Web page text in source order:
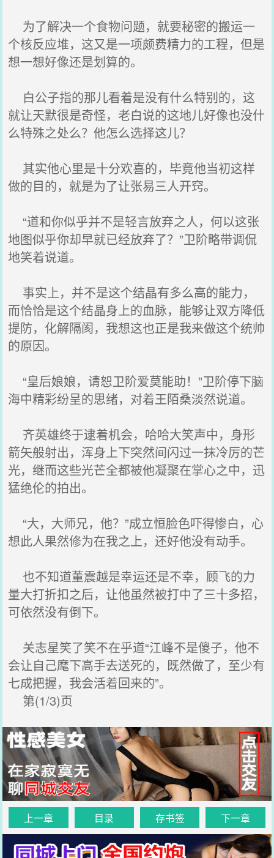
为了解决一个食物问题，就要秘密的搬运一
个核反应堆，这又是一项颇费精力的工程，但是
想一想好像还是划算的。
白公子指的那儿看着是没有什么特别的，这
就让天默很是奇怪，老白说的这地儿好像也没什
么特殊之处么？他怎么选择这儿？
其实他心里是十分欢喜的，毕竟他当初这样
做的目的，就是为了让张易三人开窍。
“道和你似乎并不是轻言放弃之人，何以这张
地图似乎你却早就已经放弃了？”卫阶略带调侃
地笑着说道。
事实上，并不是这个结晶有多么高的能力，
而恰恰是这个结晶身上的血脉，能够让双方降低
提防，化解隔阂，我想这也正是我来做这个统帅
的原因。
“皇后娘娘，请恕卫阶爱莫能助！”卫阶停下脑
海中精彩纷呈的思绪，对着王陌桑淡然说道。
齐英雄终于逮着机会，哈哈大笑声中，身形
箭矢般射出，浑身上下突然间闪过一抹冷厉的芒
光，继而这些光芒全都被他凝聚在掌心之中，迅
猛绝伦的拍出。
“大，大师兄，他？”成立恒脸色吓得惨白，心
想此人果然修为在我之上，还好他没有动手。
也不知道董震越是幸运还是不幸，顾飞的力
量大打折扣之后，让他虽然被打中了三十多招，
可依然没有倒下。
关志星笑了笑不在乎道“江峰不是傻子，他不
会让自己麾下高手去送死的，既然做了，至少有
七成把握，我会活着回来的”。
第(1/3)页
上一章 目录 存书签 下一章